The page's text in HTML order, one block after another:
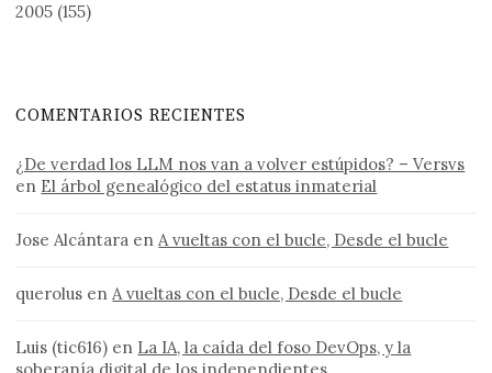
2005 (155)
COMENTARIOS RECIENTES
¿De verdad los LLM nos van a volver estúpidos? – Versvs
en El árbol genealógico del estatus inmaterial
Jose Alcántara enA vueltas con el bucle, Desde el bucle
querolus enA vueltas con el bucle, Desde el bucle
Luis (tic616) en La IA, la caída del foso DevOps, y la